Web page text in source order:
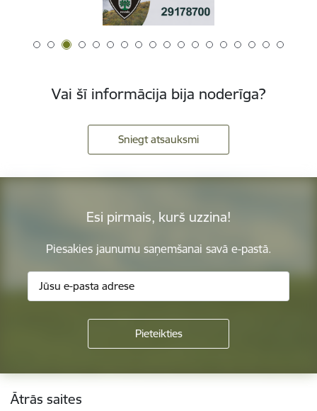
Vai šī informācija bija noderīga?
Sniegt atsauksmi
Esi pirmais, kurš uzzina!
Piesakies jaunumu saņemšanai savā e-pastā.
Kājene
Ātrās saites